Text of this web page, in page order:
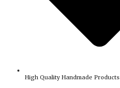
High Quality Handmade Products